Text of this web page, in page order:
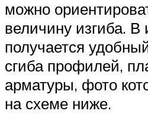
можно
величину изгиба. В
получается
сгиба профилей,
арматуры, фото
на схеме ниже.